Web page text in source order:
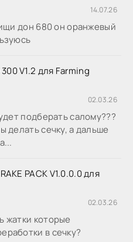
14.07.26
дон 680 он оранжевый
V1.2 для Farming
02.03.26
подберать салому???
делать сечку, а дальше
PACK V1.0.0.0 для
02.03.26
жатки которые
в сечку?